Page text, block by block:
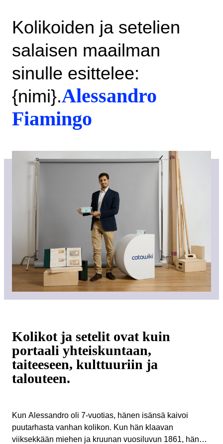
Kolikoiden ja setelien
salaisen maailman
sinulle esittelee:
{nimi}.Alessandro
Fiamingo
Kolikot ja setelit ovat kuin
portaali yhteiskuntaan,
taiteeseen, kulttuuriin ja
talouteen.
Kun Alessandro oli 7-vuotias, hänen isänsä kaivoi
puutarhasta vanhan kolikon. Kun hän klaavan
viiksekkään miehen ja kruunan vuosiluvun 1861, hänen